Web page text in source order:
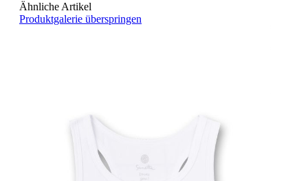
Ähnliche Artikel
Produktgalerie überspringen